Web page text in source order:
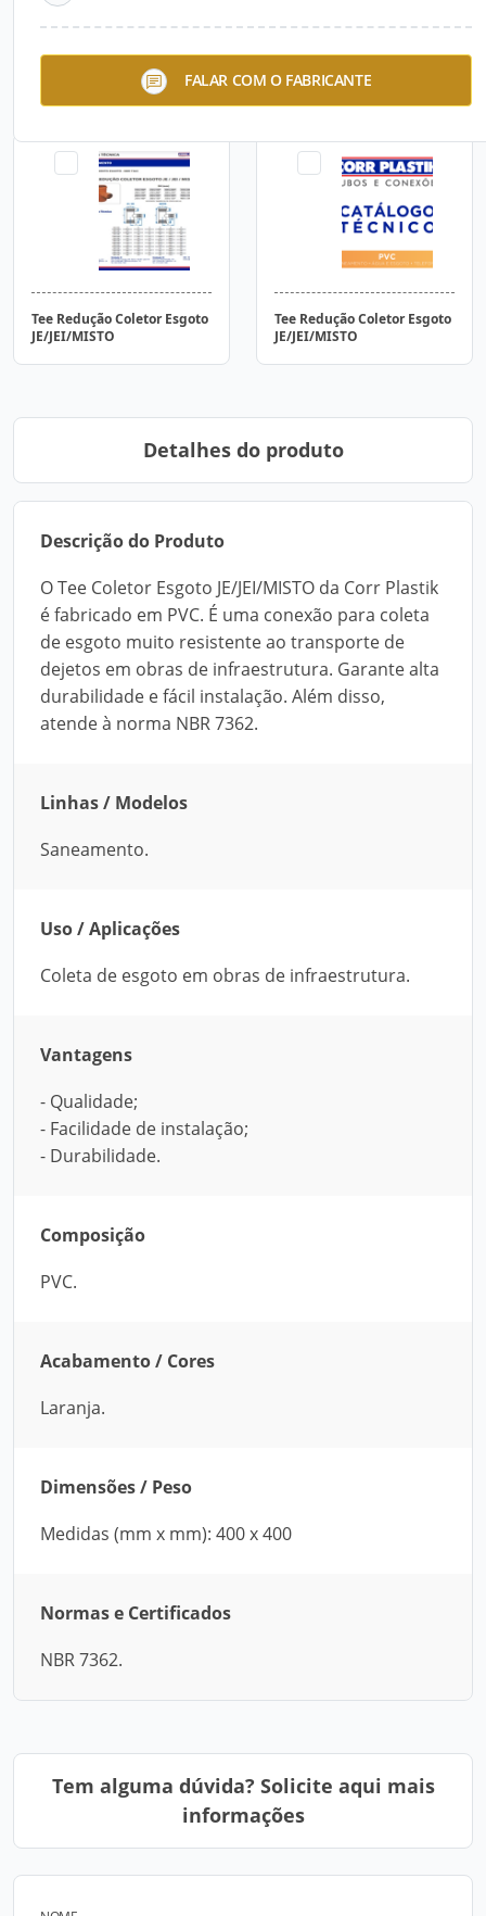
FALAR COM O FABRICANTE
Tee Coletor Esgoto
JE/JEI/MISTO
Tee Redução Coletor Esgoto
JE/JEI/MISTO
Tee Redução Coletor Esgoto
JE/JEI/MISTO
Detalhes do produto
Descrição do Produto
O Tee Coletor Esgoto JE/JEI/MISTO da Corr Plastik
é fabricado em PVC. É uma conexão para coleta
de esgoto muito resistente ao transporte de
dejetos em obras de infraestrutura. Garante alta
durabilidade e fácil instalação. Além disso,
atende à norma NBR 7362.
Linhas / Modelos
Saneamento.
Uso / Aplicações
Coleta de esgoto em obras de infraestrutura.
Vantagens
- Qualidade;
- Facilidade de instalação;
- Durabilidade.
Composição
PVC.
Acabamento / Cores
Laranja.
Dimensões / Peso
Medidas (mm x mm): 400 x 400
Normas e Certificados
NBR 7362.
Tem alguma dúvida? Solicite aqui mais
informações